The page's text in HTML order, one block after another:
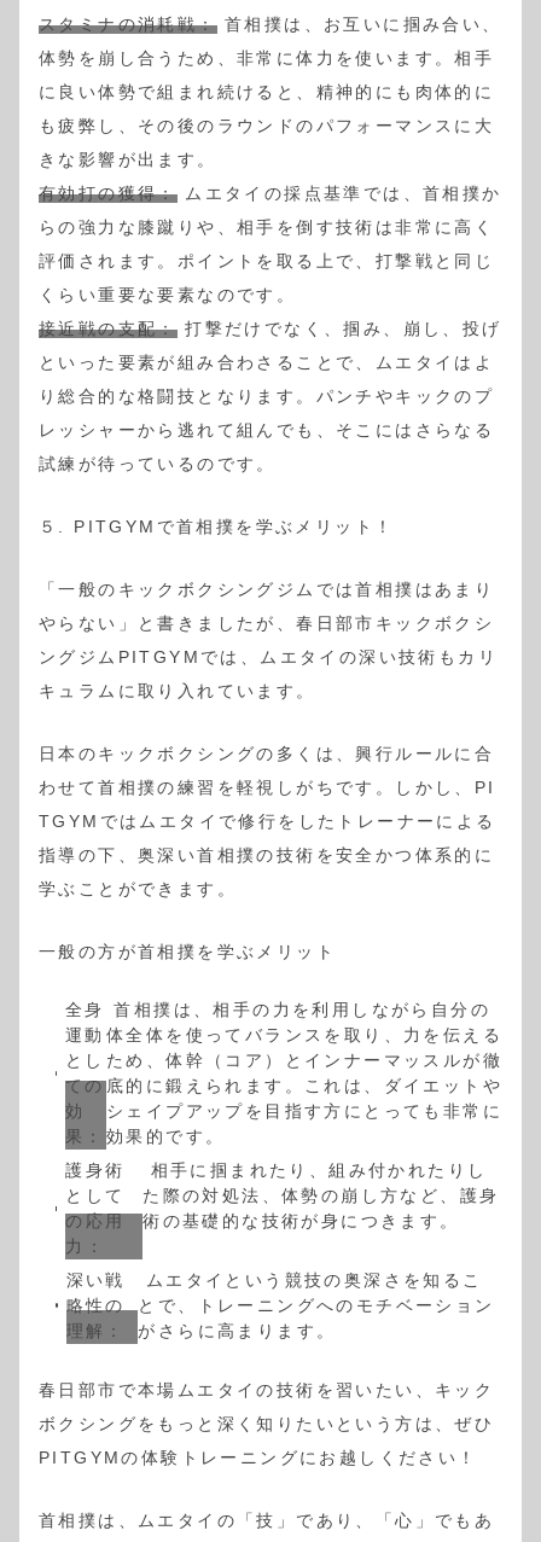
スタミナの消耗戦：首相撲は、お互いに掴み合い、
体勢を崩し合うため、非常に体力を使います。相手
に良い体勢で組まれ続けると、精神的にも肉体的に
も疲弊し、その後のラウンドのパフォーマンスに大
きな影響が出ます。
有効打の獲得：ムエタイの採点基準では、首相撲か
らの強力な膝蹴りや、相手を倒す技術は非常に高く
評価されます。ポイントを取る上で、打撃戦と同じ
くらい重要な要素なのです。
接近戦の支配：打撃だけでなく、掴み、崩し、投げ
といった要素が組み合わさることで、ムエタイはよ
り総合的な格闘技となります。パンチやキックのプ
レッシャーから逃れて組んでも、そこにはさらなる
試練が待っているのです。
５. PITGYMで首相撲を学ぶメリット！
「一般のキックボクシングジムでは首相撲はあまり
やらない」と書きましたが、春日部市キックボクシ
ングジムPITGYMでは、ムエタイの深い技術もカリ
キュラムに取り入れています。
日本のキックボクシングの多くは、興行ルールに合
わせて首相撲の練習を軽視しがちです。しかし、PI
TGYMではムエタイで修行をしたトレーナーによる
指導の下、奥深い首相撲の技術を安全かつ体系的に
学ぶことができます。
一般の方が首相撲を学ぶメリット
全身
運動
とし
ての
効
果：
首相撲は、相手の力を利用しながら自分の
体全体を使ってバランスを取り、力を伝える
ため、体幹（コア）とインナーマッスルが徹
底的に鍛えられます。これは、ダイエットや
シェイプアップを目指す方にとっても非常に
効果的です。
護身術
として
の応用
力：
相手に掴まれたり、組み付かれたりし
た際の対処法、体勢の崩し方など、護身
術の基礎的な技術が身につきます。
深い戦
略性の
理解：
ムエタイという競技の奥深さを知るこ
とで、トレーニングへのモチベーション
がさらに高まります。
春日部市で本場ムエタイの技術を習いたい、キック
ボクシングをもっと深く知りたいという方は、ぜひ
PITGYMの体験トレーニングにお越しください！
首相撲は、ムエタイの「技」であり、「心」でもあ